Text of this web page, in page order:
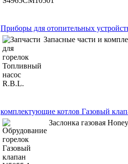
Приборы для отопительных
Запасные части и
комплектующие котлов Газовый
Заслонка газовая